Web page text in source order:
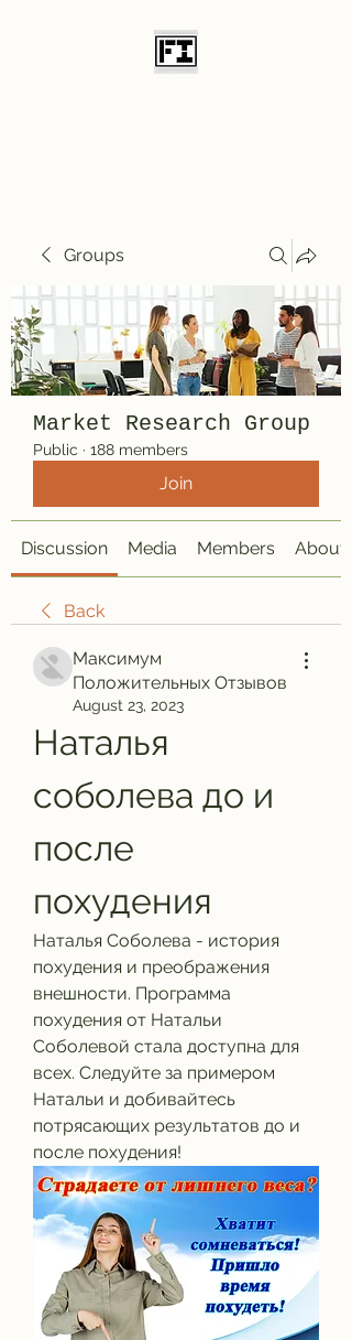
Groups
Market Research Group
Public · 188 members
Join
Discussion Media Members About
Back
Максимум
Положительных Отзывов
August 23, 2023
Наталья
соболева до и
после
похудения
Наталья Соболева - история
похудения и преображения
внешности. Программа
похудения от Натальи
Соболевой стала доступна для
всех. Следуйте за примером
Натальи и добивайтесь
потрясающих результатов до и
после похудения!